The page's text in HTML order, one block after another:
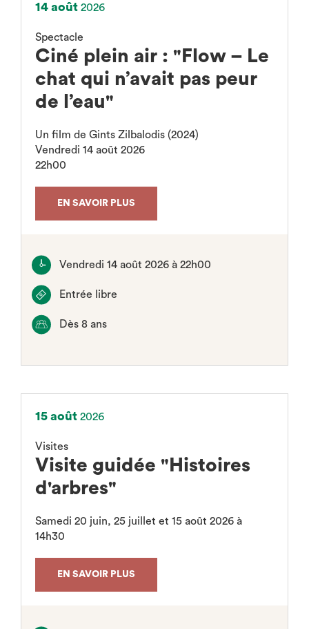
14 août 2026
Spectacle
Ciné plein air : "Flow – Le
chat qui n’avait pas peur
de l’eau"
Un film de Gints Zilbalodis (2024)
Vendredi 14 août 2026
22h00
EN SAVOIR PLUS
Vendredi 14 août 2026 à 22h00
Entrée libre
Dès 8 ans
15 août 2026
Visites
Visite guidée "Histoires
d'arbres"
Samedi 20 juin, 25 juillet et 15 août 2026 à
14h30
EN SAVOIR PLUS